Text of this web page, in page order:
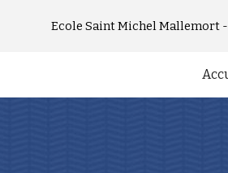
to main content
Ecole Saint Michel Mallemort -